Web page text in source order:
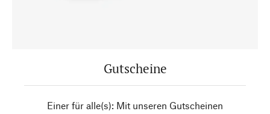
Gutscheine
Einer für alle(s): Mit unseren Gutscheinen